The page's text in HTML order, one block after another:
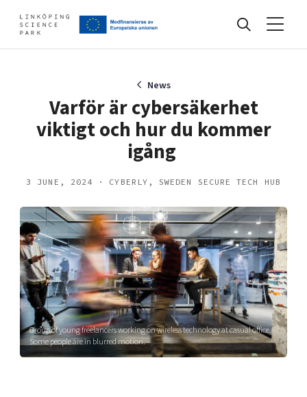
Find your network
Cybersecurity
Internet of Things
Manufacturing industries
Global talent
Visual technologies
Shaping cities and regions
Develop your company
Upgrade your skills & master new ones
Tech startups
Upscaling
Talent & skills
About
Our story, mission & vision
Our community of companies
Projects
Publications
40 years anniversary
Today's lunch in Mjärdevi
News
Varför är cybersäkerhet
viktigt och hur du kommer
igång
3 JUNE, 2024 · CYBERLY, SWEDEN SECURE TECH HUB
Group of young freelancers working on wireless technology at casual office.
Some people are in blurred motion.